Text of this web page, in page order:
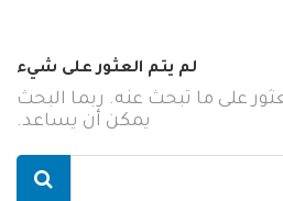
لم يتم العثور على شيء
على ما تبحث عنه. ربما البحث
يمكن أن يساعد.